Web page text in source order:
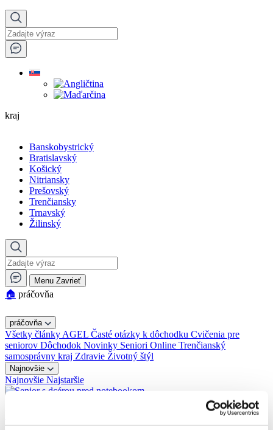
kraj
Banskobystrický
Bratislavský
Košický
Nitriansky
Prešovský
Trenčiansky
Trnavský
Žilinský
Menu Zavrieť
🏠︎ práčovňa
práčovňa
Všetky článkyAGEL Časté otázky k dôchodku Cvičenia pre
seniorov Dôchodok Novinky Seniori Online Trenčianský
samosprávny kraj Zdravie Životný štýl
Najnovšie
Najnovšie Najstaršie